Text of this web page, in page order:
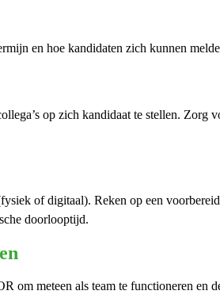
en hoe kandidaten zich kunnen
op zich kandidaat te stellen. Zorg
of digitaal). Reken op een
doorlooptijd.
om meteen als team te functioneren en